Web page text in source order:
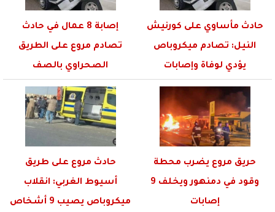
حادث مأساوي على كورنيش
النيل: تصادم ميكروباص
يؤدي لوفاة وإصابات
إصابة 8 عمال في حادث
تصادم مروع على الطريق
الصحراوي بالصف
حريق مروع يضرب محطة
وقود في دمنهور ويخلف 9
إصابات
حادث مروع على طريق
أسيوط الغربي: انقلاب
ميكروباص يصيب 9 أشخاص